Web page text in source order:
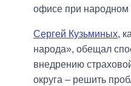
офисе при народном
Сергей Кузьминых,
народа», обещал
внедрению
округа – решить